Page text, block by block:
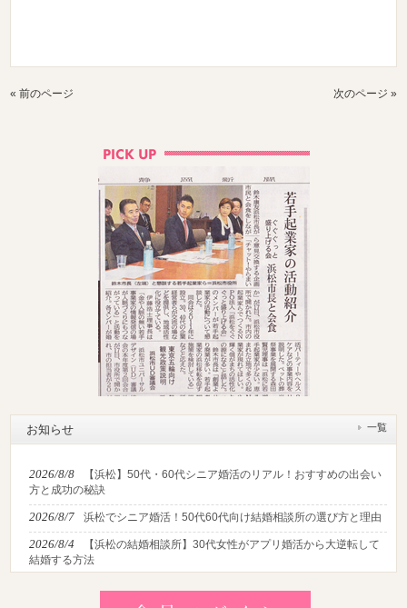
« 前のページ 次のページ »
お知らせ 一覧
2026/8/8
【浜松】50代・60代シニア婚活のリアル！おすすめの出会い
方と成功の秘訣
2026/8/7 浜松でシニア婚活！50代60代向け結婚相談所の選び方と理由
2026/8/4
【浜松の結婚相談所】30代女性がアプリ婚活から大逆転して
結婚する方法
しいデートの服装・スポット徹底解説